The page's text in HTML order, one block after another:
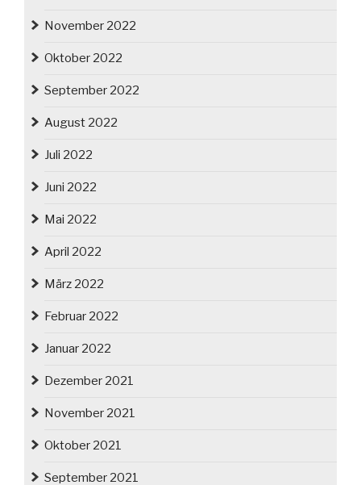
November 2022
Oktober 2022
September 2022
August 2022
Juli 2022
Juni 2022
Mai 2022
April 2022
März 2022
Februar 2022
Januar 2022
Dezember 2021
November 2021
Oktober 2021
September 2021